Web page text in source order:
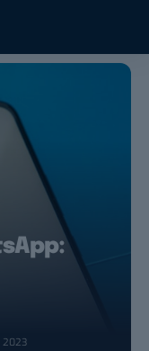
2023